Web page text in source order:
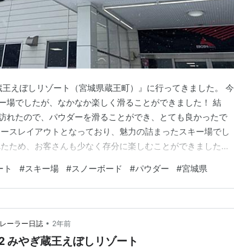
えぼしリゾート（宮城県蔵王町）』に行ってきました。 今
場でしたが、なかなか楽しく滑ることができました！ 結
れたので、パウダーを滑ることができ、とても良かったで
スレイアウトとなっており、魅力の詰まったスキー場でし
ため、お客さんも少なく存分に楽しむことができました。
な『みやぎ蔵王えぼしリゾート』について紹介します。 実
きで紹介しますので、よけれ…
ト #スキー場 #スノーボード #パウダー #宮城県
ーラー日誌 • 2年前
やぎ蔵王えぼしリゾート